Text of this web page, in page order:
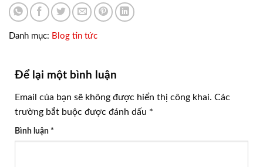
Danh mục: Blog tin tức
Để lại một bình luận
Email của bạn sẽ không được hiển thị công khai. Các
trường bắt buộc được đánh dấu *
Bình luận *